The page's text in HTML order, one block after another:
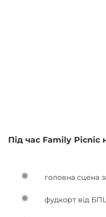
Під час Family Picnic
головна сцена
фудкорт від